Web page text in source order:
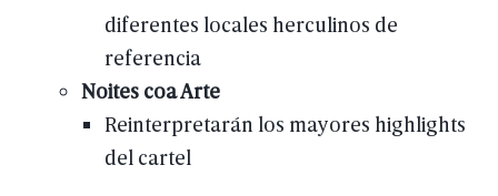
diferentes locales herculinos de
referencia
NoitescoaArte
Reinterpretarán los mayores highlights
del cartel